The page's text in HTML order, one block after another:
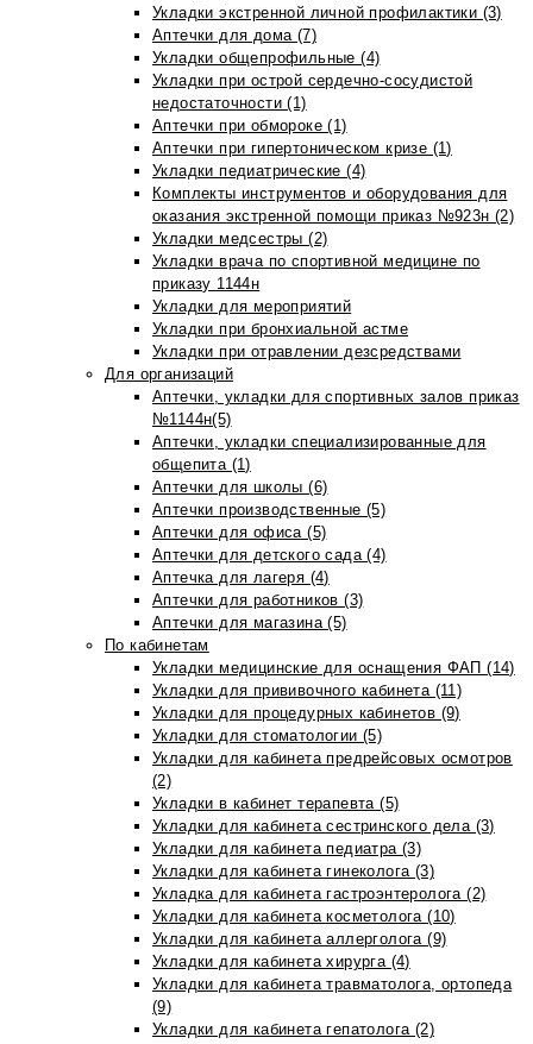
Укладки экстренной личной профилактики (3)
Аптечки для дома (7)
Укладки общепрофильные (4)
Укладки при острой сердечно-сосудистой
недостаточности (1)
Аптечки при обмороке (1)
Аптечки при гипертоническом кризе (1)
Укладки педиатрические (4)
Комплекты инструментов и оборудования для
оказания экстренной помощи приказ №923н (2)
Укладки медсестры (2)
Укладки врача по спортивной медицине по
приказу 1144н
Укладки для мероприятий
Укладки при бронхиальной астме
Укладки при отравлении дезсредствами
Для организаций
Аптечки, укладки для спортивных залов приказ
№1144н(5)
Аптечки, укладки специализированные для
общепита (1)
Аптечки для школы (6)
Аптечки производственные (5)
Аптечки для офиса (5)
Аптечки для детского сада (4)
Аптечка для лагеря (4)
Аптечки для работников (3)
Аптечки для магазина (5)
По кабинетам
Укладки медицинские для оснащения ФАП (14)
Укладки для прививочного кабинета (11)
Укладки для процедурных кабинетов (9)
Укладки для стоматологии (5)
Укладки для кабинета предрейсовых осмотров
(2)
Укладки в кабинет терапевта (5)
Укладки для кабинета сестринского дела (3)
Укладки для кабинета педиатра (3)
Укладки для кабинета гинеколога (3)
Укладка для кабинета гастроэнтеролога (2)
Укладки для кабинета косметолога (10)
Укладки для кабинета аллерголога (9)
Укладки для кабинета хирурга (4)
Укладки для кабинета травматолога, ортопеда
(9)
Укладки для кабинета гепатолога (2)